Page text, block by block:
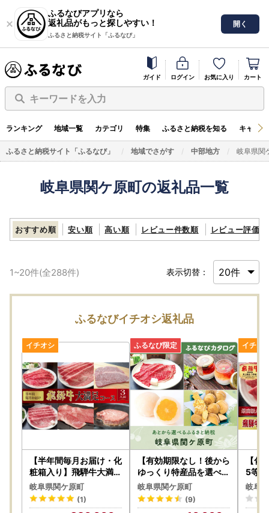
ふるなびアプリなら
返礼品がもっと探しやすい！
ふるさと納税サイト「ふるなび」
開く
ガイド ログイン お気に入り カート
キーワードを入力
ランキング 地域一覧 カテゴリ 特集 ふるさと納税を知る キャン
ふるさと納税サイト「ふるなび」 地域でさがす 中部地方 岐阜県関
岐阜県関ケ原町の返礼品一覧
おすすめ順 安い順 高い順 レビュー件数順 レビュー評価順
1~20件(全288件) 表示切替：
ふるなびイチオシ返礼品
【半年間毎月お届け・化
粧箱入り】飛騨牛大満足
コース（約3人前）
岐阜県関ケ原町
(1)
【有効期限なし！後から
ゆっくり特産品を選べる
】岐阜県関ケ原町カタロ
グポイント
岐阜県関ケ原町
(9)
【化
5等
ゃぶ
岐阜